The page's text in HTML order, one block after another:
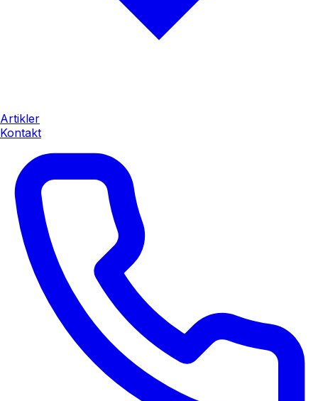
Artikler
Kontakt